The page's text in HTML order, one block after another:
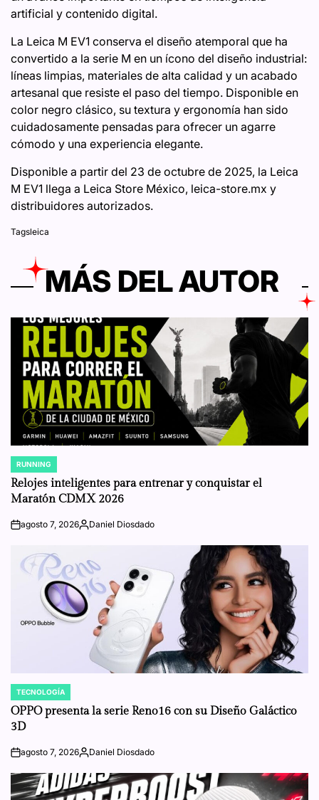
artificial y contenido digital.
La Leica M EV1 conserva el diseño atemporal que ha
convertido a la serie M en un ícono del diseño industrial:
líneas limpias, materiales de alta calidad y un acabado
artesanal que resiste el paso del tiempo. Disponible en
color negro clásico, su textura y ergonomía han sido
cuidadosamente pensadas para ofrecer un agarre
cómodo y una experiencia elegante.
Disponible a partir del 23 de octubre de 2025, la Leica
M EV1 llega a Leica Store México, leica-store.mx y
distribuidores autorizados.
Tagsleica
MÁS DEL AUTOR
POSTED
IN
RUNNING
Relojes inteligentes para entrenar y conquistar el
Maratón CDMX 2026
onagosto 7, 2026Posted
Daniel Diosdado
POSTED
IN
TECNOLOGÍA
OPPO presenta la serie Reno16 con su Diseño Galáctico
3D
onagosto 7, 2026Posted
Daniel Diosdado